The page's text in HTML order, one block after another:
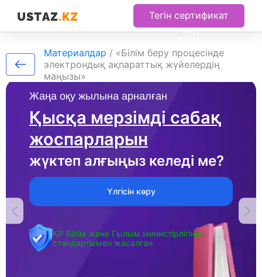
Тегін сертификат
алу
Жаңа оқу жылына арналған
Қысқа мерзімді сабақ
жоспарларын
жүктеп алғыңыз келеді ме?
Үлгісін көру
ҚР Білім және Ғылым министірлігінің
стандартымен жасалған
Материалдар / «Білім беру процесінде
электрондық ақпараттық жүйелердің
маңызы»